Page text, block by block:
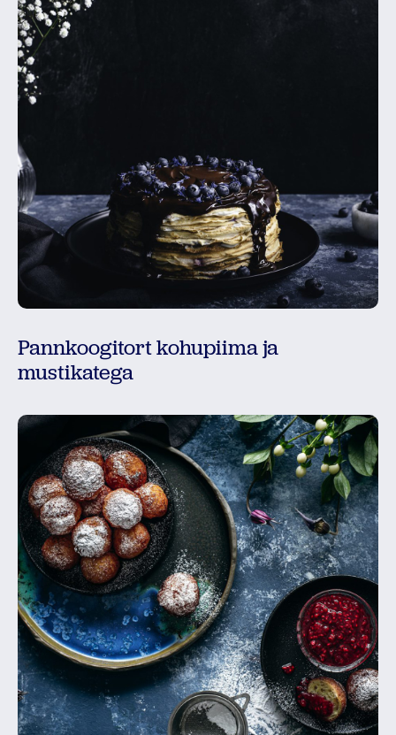
Pannkoogitort kohupiima ja
mustikatega